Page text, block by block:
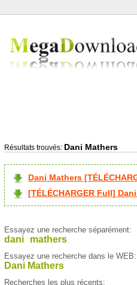
Résultats trouvés: Dani Mathers
Dani Mathers
[TÉLÉCHARGER Full]
Essayez une recherche séparément:
dani mathers
Essayez une recherche dans le WEB:
Dani Mathers
Recherches les plus récents: